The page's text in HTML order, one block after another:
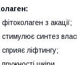
фітоколаген з акації;
стимулює синтез
сприяє ліфтингу;